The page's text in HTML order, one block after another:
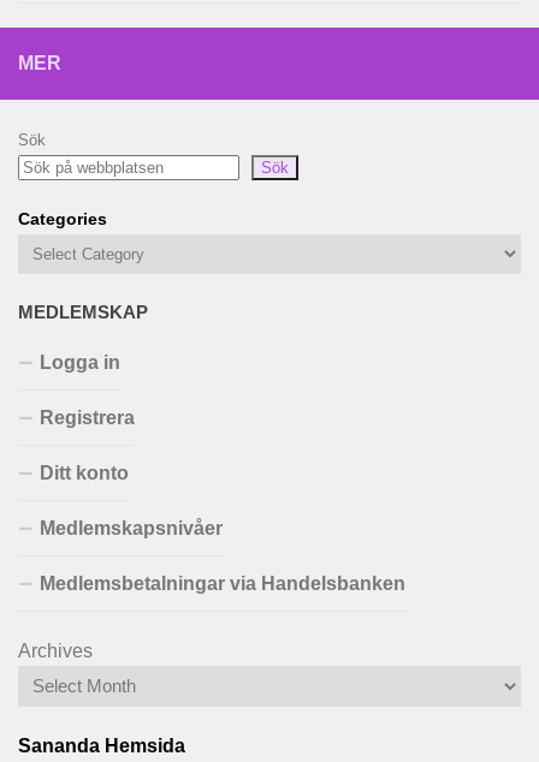
MER
Sök
Sök
Categories
MEDLEMSKAP
Logga in
Registrera
Ditt konto
Medlemskapsnivåer
Medlemsbetalningar via Handelsbanken
Archives
Sananda Hemsida